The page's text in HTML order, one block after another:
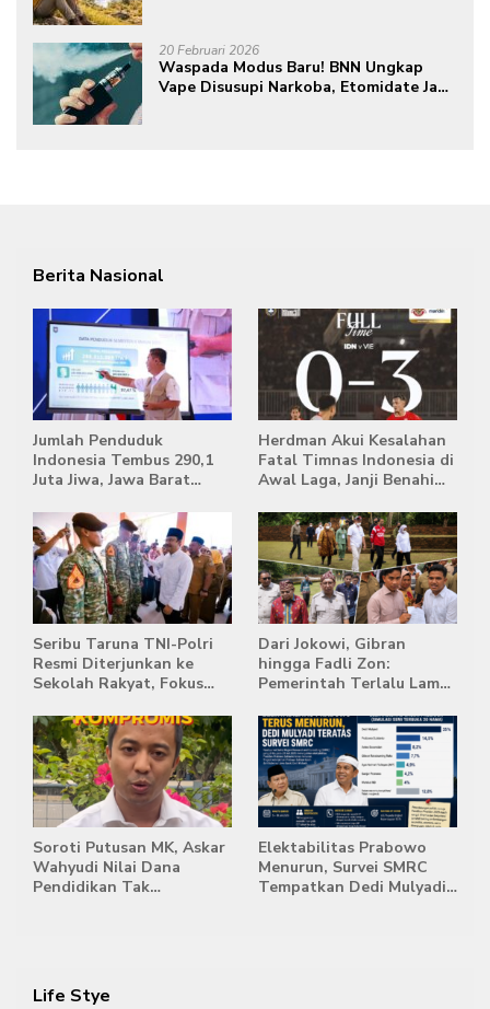
20 Februari 2026
Waspada Modus Baru! BNN Ungkap
Vape Disusupi Narkoba, Etomidate Jadi
Berita Nasional
Jumlah Penduduk
Indonesia Tembus 290,1
Juta Jiwa, Jawa Barat
Terpadat
Herdman Akui Kesalahan
Fatal Timnas Indonesia di
Awal Laga, Janji Benahi
Singapura
Seribu Taruna TNI-Polri
Resmi Diterjunkan ke
Sekolah Rakyat, Fokus
Kemandirian Siswa
Dari Jokowi, Gibran
hingga Fadli Zon:
Pemerintah Terlalu Lama
Stockpile Batu Bara Masih
Mengepung Candi Muaro
Jambi
Soroti Putusan MK, Askar
Wahyudi Nilai Dana
Pendidikan Tak
Elektabilitas Prabowo
Menurun, Survei SMRC
Tempatkan Dedi Mulyadi
Life Stye